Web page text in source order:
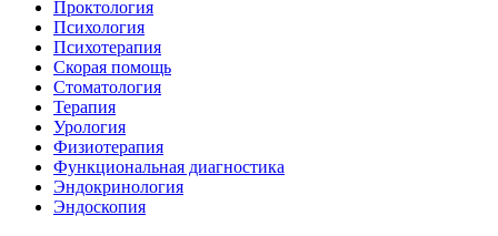
Проктология
Психология
Психотерапия
Скорая помощь
Стоматология
Терапия
Урология
Физиотерапия
Функциональная диагностика
Эндокринология
Эндоскопия